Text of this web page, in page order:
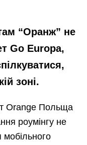
“Оранж” не
Go Europa,
зоні.
Orange Польща
роумінгу не